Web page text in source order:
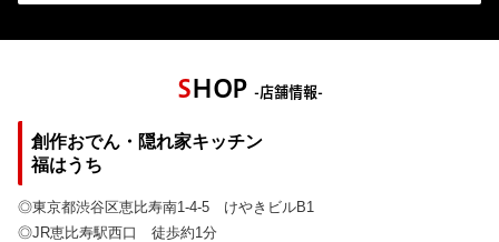
SHOP -店舗情報-
創作おでん・ 隠れ家キッチン
福はうち
◎東京都渋谷区恵比寿南1-4-5 けやきビルB1
◎JR恵比寿駅西口 徒歩約1分